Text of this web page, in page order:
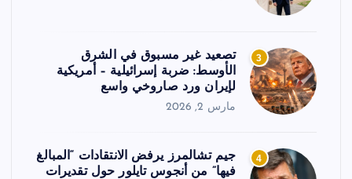
3
تصعيد غير مسبوق في الشرق
الأوسط: ضربة إسرائيلية – أمريكية
لإيران ورد صاروخي واسع
مارس 2, 2026
4
جيم تشالمرز يرفض الانتقادات “المبالغ
فيها” من أنجوس تايلور حول تقديرات